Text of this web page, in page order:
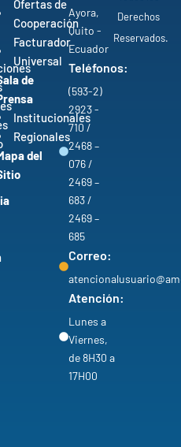
Ofertas de
Cooperación
Facturador
Universal
de
Institucionales
Regionales
del
Ayora,
Quito -
Ecuador
Teléfonos:
(593-2)
2923 -
710 /
2468 –
076 /
2469 –
683 /
2469 –
685
Correo:
Atención:
Lunes a
Viernes,
de 8H30 a
17H00
Derechos
Reservados.